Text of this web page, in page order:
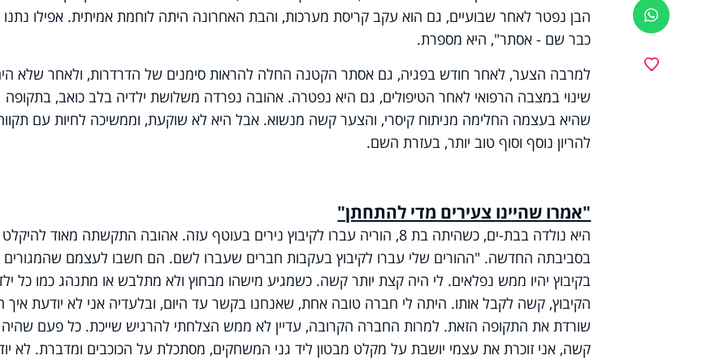
ווטסאפ
הבן נפטר לאחר שבועיים, גם הוא עקב קריסת מערכות, והבת האחרונה היתה לוחמת אמיתית. אפילו
כבר שם - אסתר", היא מספרת.
למרבה הצער, לאחר חודש בפגיה, גם אסתר הקטנה החלה להראות סימנים של הדרדרות, ולאחר שלא
שינוי במצבה הרפואי לאחר הטיפולים, גם היא נפטרה. אהובה נפרדה משלושת ילדיה בלב כואב, בתקופה
שהיא בעצמה החלימה מניתוח קיסרי, והצער קשה מנשוא. אבל היא לא שוקעת, וממשיכה לחיות עם
להריון נוסף וסוף טוב יותר, בעזרת השם.
"אמרו שהיינו צעירים מדי להתחתן"
היא נולדה בבת-ים, כשהיתה בת 8, הוריה עברו לקיבוץ נירים בעוטף עזה. אהובה התקשתה מאוד להיקלט
בסביבתה החדשה. "ההורים שלי עברו לקיבוץ בעקבות חברים שעברו לשם. הם חשבו לעצמם שהמגורים
בקיבוץ יהיו ממש נפלאים. לי היה קצת יותר קשה. כשמגיע מישהו מבחוץ ולא מתלבש או מתנהג כמו כל
הקיבוץ, קשה לקבל אותו. היתה לי חברה טובה אחת, שאנחנו בקשר עד היום, ובלעדיה אני לא יודעת איך
שורדת את התקופה הזאת. למרות החברה הקרובה, עדיין לא ממש הצלחתי להרגיש שייכת. כל פעם שהיה
קשה, אני זוכרת את עצמי יושבת על מקלט מבטון ליד גני המשחקים, מסתכלת על הכוכבים ומדברת. לא